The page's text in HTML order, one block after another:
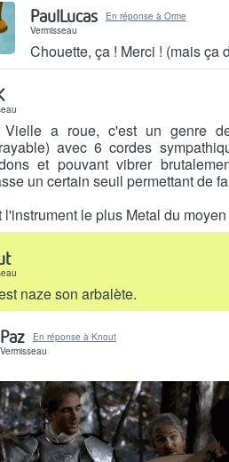
PaulLucas
En réponse à Orme
Vermisseau
Chouette, ça ! Merci ! (mais ça
Vielle a roue, c'est un genre
avec 6 cordes
et pouvant vibrer
un certain seuil permettant de
l'instrument le plus Metal du
naze son arbalète.
Paz
En réponse à Knout
Vermisseau